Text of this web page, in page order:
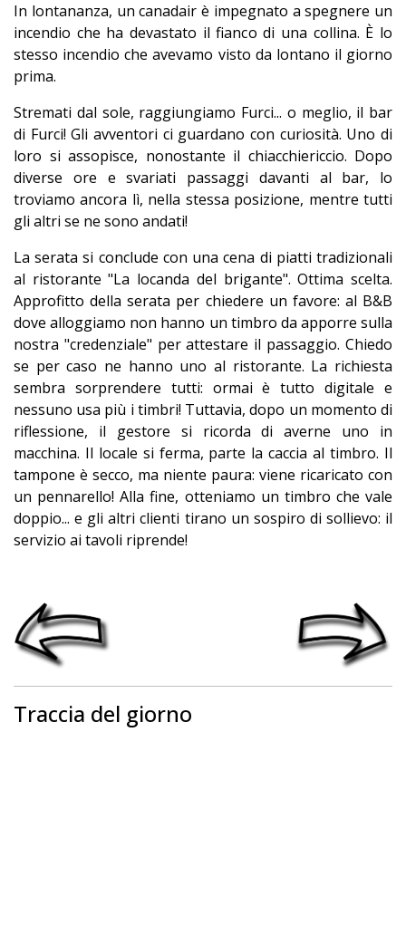
In lontananza, un canadair è impegnato a spegnere un
incendio che ha devastato il fianco di una collina. È lo
stesso incendio che avevamo visto da lontano il giorno
prima.
Stremati dal sole, raggiungiamo Furci... o meglio, il bar
di Furci! Gli avventori ci guardano con curiosità. Uno di
loro si assopisce, nonostante il chiacchiericcio. Dopo
diverse ore e svariati passaggi davanti al bar, lo
troviamo ancora lì, nella stessa posizione, mentre tutti
gli altri se ne sono andati!
La serata si conclude con una cena di piatti tradizionali
al ristorante "La locanda del brigante". Ottima scelta.
Approfitto della serata per chiedere un favore: al B&B
dove alloggiamo non hanno un timbro da apporre sulla
nostra "credenziale" per attestare il passaggio. Chiedo
se per caso ne hanno uno al ristorante. La richiesta
sembra sorprendere tutti: ormai è tutto digitale e
nessuno usa più i timbri! Tuttavia, dopo un momento di
riflessione, il gestore si ricorda di averne uno in
macchina. Il locale si ferma, parte la caccia al timbro. Il
tampone è secco, ma niente paura: viene ricaricato con
un pennarello! Alla fine, otteniamo un timbro che vale
doppio... e gli altri clienti tirano un sospiro di sollievo: il
servizio ai tavoli riprende!
Traccia del giorno